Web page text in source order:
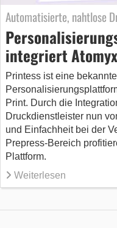
Automatisierte, nahtlose
integriert
Printess ist eine
Print. Durch die
Druckdienstleister nun
und Einfachheit bei der
Prepress-Bereich
Plattform.
Weiterlesen